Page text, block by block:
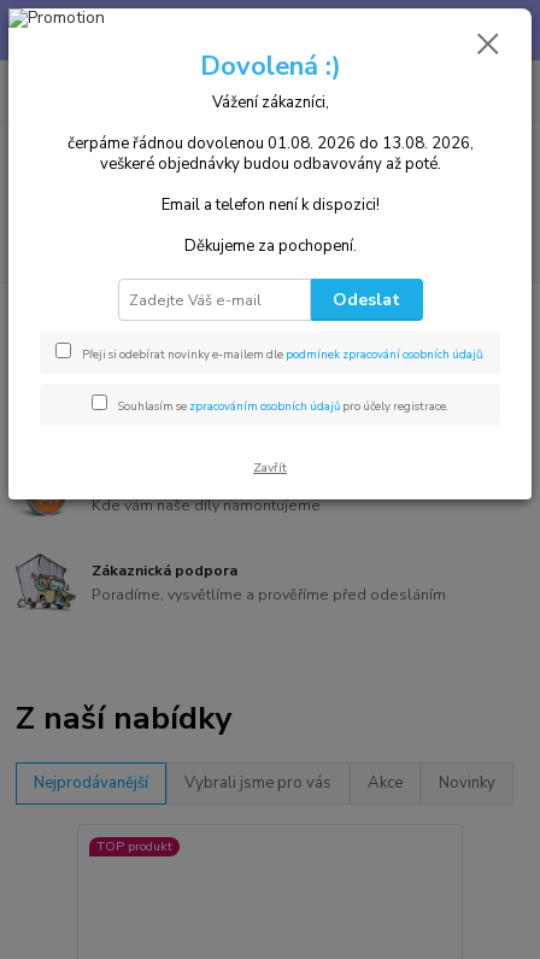
Chcete u nás zakoupený díl i namontovat? není problém, v našem
CZK
Již 14 let na trhu
Produkty špičkových výrobců
Včetně prvovýrobců
Kde vám naše díly namontujeme
Zákaznická podpora
Poradíme, vysvětlíme a prověříme před odesláním
Z naší nabídky
Nejprodávanější Vybrali jsme pro vás Akce Novinky
TOP produkt
Dovolená :)
Vážení zákazníci,
čerpáme řádnou dovolenou 01.08. 2026 do 13.08. 2026,
veškeré objednávky budou odbavovány až poté.
Email a telefon není k dispozici!
Děkujeme za pochopení.
Odeslat
Přeji si odebírat novinky e-mailem dle podmínek zpracování osobních údajů.
Souhlasím se zpracováním osobních údajů pro účely registrace.
Zavřít